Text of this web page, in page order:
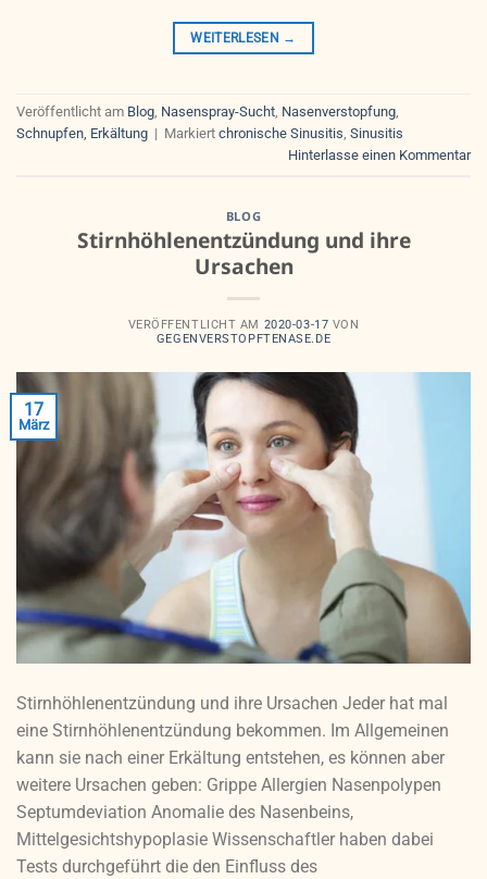
WEITERLESEN →
Veröffentlicht am Blog Nasenspray-Sucht Nasenverstopfung
Schnupfen, Erkältung | Markiert chronische Sinusitis Sinusitis
Hinterlasse einen Kommentar
BLOG
Stirnhöhlenentzündung und ihre
Ursachen
VERÖFFENTLICHT AM 2020-03-17 VON
GEGENVERSTOPFTENASE.DE
17
März
Stirnhöhlenentzündung und ihre Ursachen Jeder hat mal
eine Stirnhöhlenentzündung bekommen. Im Allgemeinen
kann sie nach einer Erkältung entstehen, es können aber
weitere Ursachen geben: Grippe Allergien Nasenpolypen
Septumdeviation Anomalie des Nasenbeins,
Mittelgesichtshypoplasie Wissenschaftler haben dabei
Tests durchgeführt die den Einfluss des